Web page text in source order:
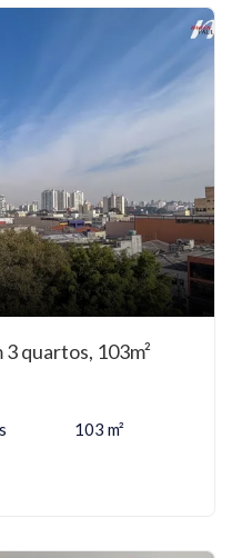
quartos, 103m²
103 m²